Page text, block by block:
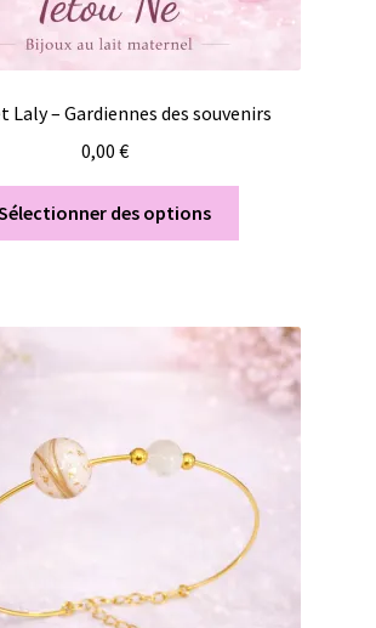
Laly – Gardiennes des souvenirs
0,00 €
des options